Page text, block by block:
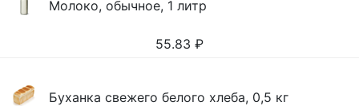
Молоко, обычное, 1 литр
55.83 ₽
Буханка свежего белого хлеба, 0,5 кг